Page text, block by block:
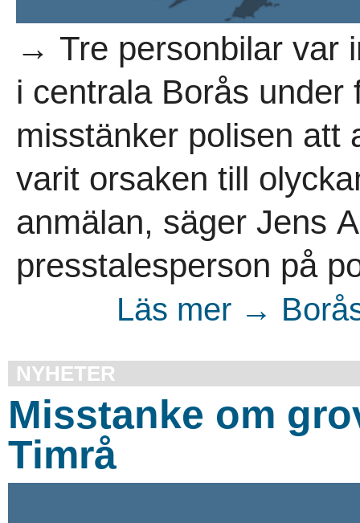
→ Tre personbilar var
i centrala Borås
misstänker polisen att
varit orsaken till
anmälan, säger Jens
presstalesperson på
Läs mer →
NYHETER
Misstanke om
Timrå